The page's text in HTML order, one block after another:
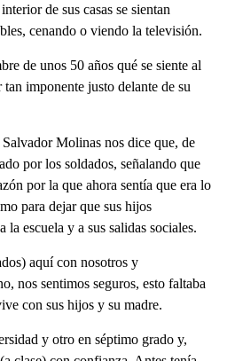
de sus casas se sientan
cenando o viendo la televisión.
de unos 50 años qué se siente al
imponente justo delante de su
Molinas nos dice que, de
por los soldados, señalando que
por la que ahora sentía que era lo
para dejar que sus hijos
la escuela y a sus salidas sociales.
aquí con nosotros y
nos sentimos seguros, esto faltaba
con sus hijos y su madre.
y otro en séptimo grado y,